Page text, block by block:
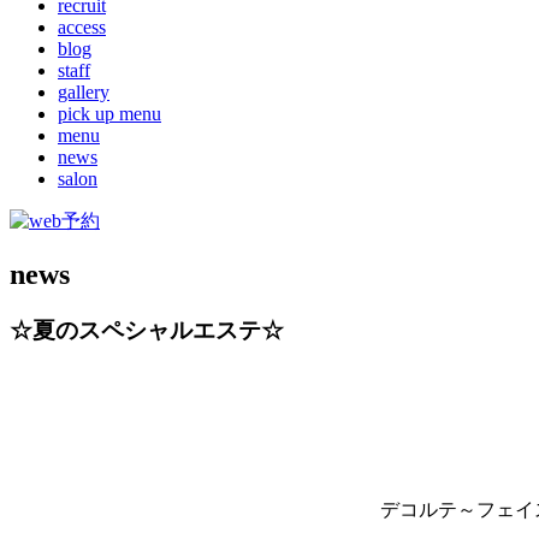
recruit
access
blog
staff
gallery
pick up menu
menu
news
salon
news
☆夏のスペシャルエステ☆
デコルテ～フェ